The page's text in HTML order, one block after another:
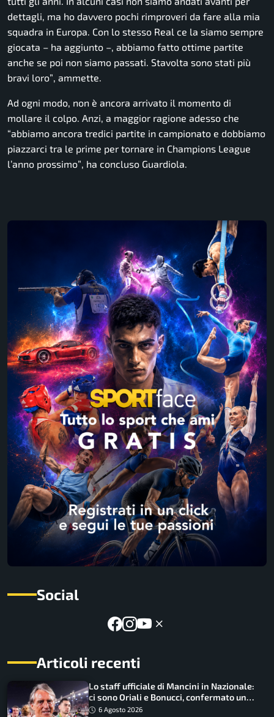
dettagli, ma ho davvero pochi rimproveri da fare alla mia
squadra in Europa. Con lo stesso Real ce la siamo sempre
giocata – ha aggiunto – , abbiamo fatto ottime partite
anche se poi non siamo passati. Stavolta sono stati più
bravi loro” , ammette.
Ad ogni modo, non è ancora arrivato il momento di
mollare il colpo. Anzi, a maggior ragione adesso che
“abbiamo ancora tredici partite in campionato e dobbiamo
piazzarci tra le prime per tornare in Champions League
l’anno prossimo” , ha concluso Guardiola.
Social
Articoli recenti
Lo staff ufficiale di Mancini in Nazionale:
ci sono Oriali e Bonucci, confermato un
ritorno
6 Agosto 2026